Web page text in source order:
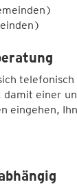
einer
eingehen,